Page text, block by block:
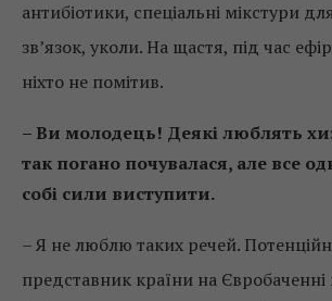
антибіотики, спеціальні мікстури
зв’язок, уколи. На щастя, під час
ніхто не помітив.
– Ви молодець! Деякі люблять
так погано почувалася, але все
собі сили виступити.
– Я не люблю таких речей.
представник країни на Євробаченні